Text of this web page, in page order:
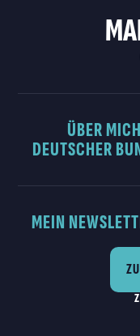
ÜBER MICH
DEUTSCHER
MEIN